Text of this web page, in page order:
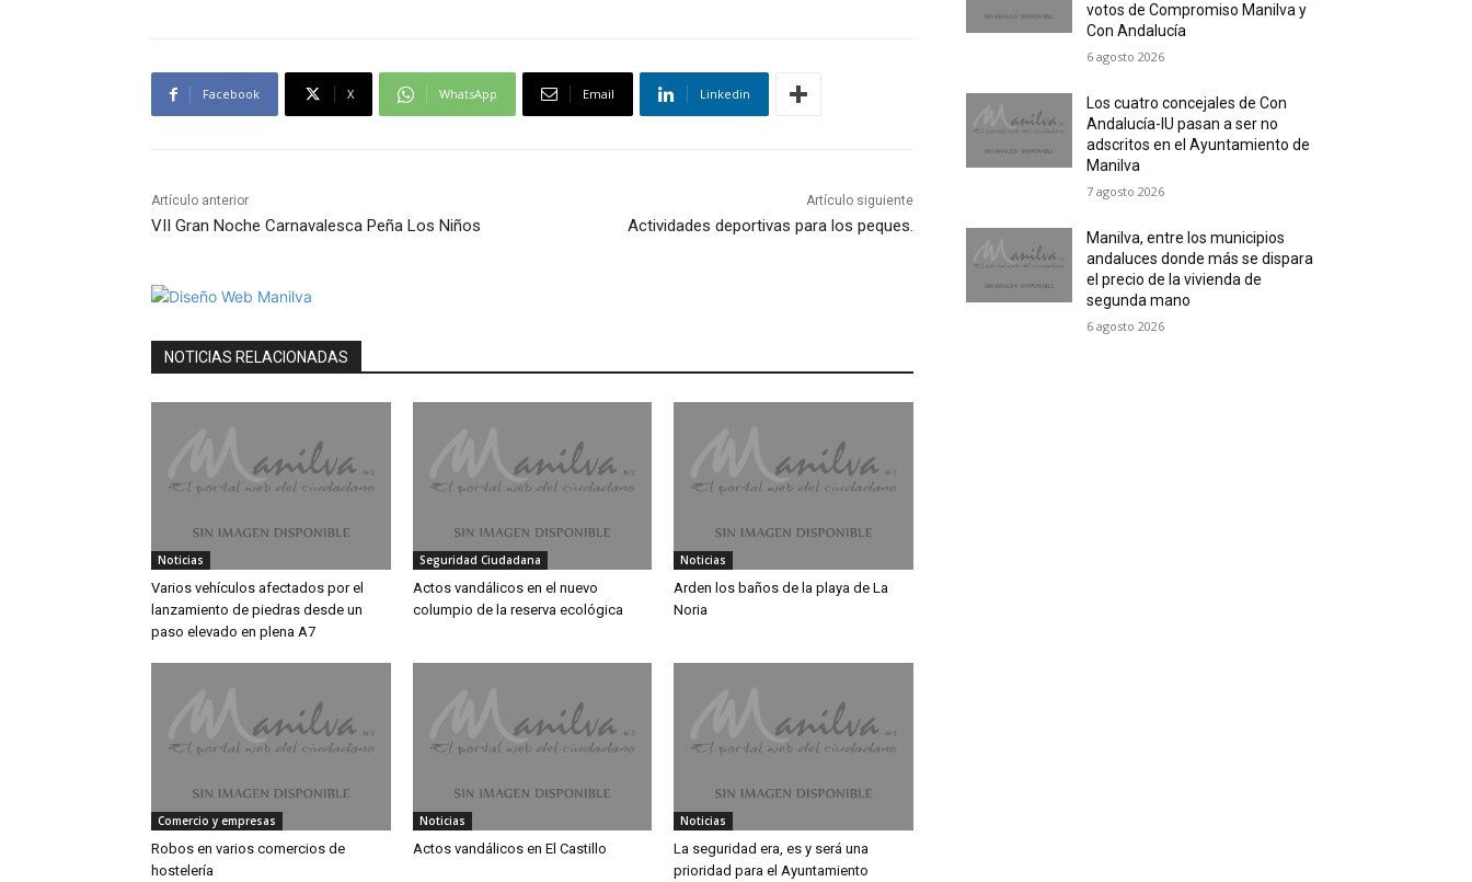
Facebook X WhatsApp Email Linkedin
Artículo anterior
VII Gran Noche Carnavalesca Peña Los Niños
Artículo siguiente
Actividades deportivas para los peques.
NOTICIAS RELACIONADAS
Noticias
Varios vehículos afectados por el
lanzamiento de piedras desde un
paso elevado en plena A7
Seguridad Ciudadana
Actos vandálicos en el nuevo
columpio de la reserva ecológica
Noticias
Arden los baños de la playa de La
Noria
Comercio y empresas
Robos en varios comercios de
hostelería
Noticias
Actos vandálicos en El Castillo
Noticias
La seguridad era, es y será una
prioridad para el Ayuntamiento
votos de Compromiso Manilva y
Con Andalucía
6 agosto 2026
Los cuatro concejales de Con
Andalucía-IU pasan a ser no
adscritos en el Ayuntamiento de
Manilva
7 agosto 2026
Manilva, entre los municipios
andaluces donde más se dispara
el precio de la vivienda de
segunda mano
6 agosto 2026